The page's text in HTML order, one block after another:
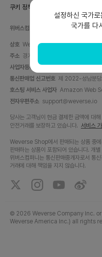
쿠키 정책
위버스컴퍼니 사업자 정보
상호 Weverse Company Inc. 대
주소 경기도 성남시 분당구 분당내곡로
사업자등록번호
통신판매업 신고번호 제 2022-성남분
호스팅 서비스 사업자 Amazon Web
전자우편주소 support@weverse.io
당사는 고객님이 현금 결제한 금액에 대
안전거래를 보장하고 있습니다. 서비스
Weverse Shop에서 판매되는 상품 중
판매하는 상품이 포함되어 있습니다. 개
위버스컴퍼니는 통신판매중개자로서 통
거래에 대해 책임을 지지 않습니다.
© 2026 Weverse Company Inc.
Weverse America Inc.) all rights
설정하신 국가
국가를 다